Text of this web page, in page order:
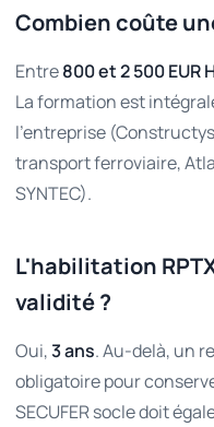
Combien coûte
Entre800 et 2 500 EUR
La formation est
l'entreprise
transport ferroviaire,
SYNTEC).
L'habilitation
validité ?
Oui,3 ans. Au-delà, un
obligatoire pour
SECUFER socle doit